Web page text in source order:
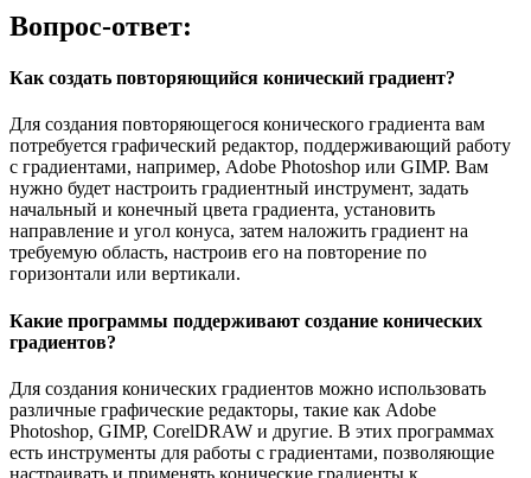
Вопрос-ответ:
Как создать повторяющийся конический градиент?
Для создания повторяющегося конического градиента вам
потребуется графический редактор, поддерживающий работу
с градиентами, например, Adobe Photoshop или GIMP. Вам
нужно будет настроить градиентный инструмент, задать
начальный и конечный цвета градиента, установить
направление и угол конуса, затем наложить градиент на
требуемую область, настроив его на повторение по
горизонтали или вертикали.
Какие программы поддерживают создание конических
градиентов?
Для создания конических градиентов можно использовать
различные графические редакторы, такие как Adobe
Photoshop, GIMP, CorelDRAW и другие. В этих программах
есть инструменты для работы с градиентами, позволяющие
настраивать и применять конические градиенты к